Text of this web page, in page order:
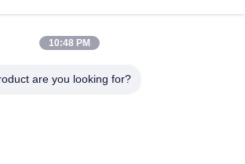
10:48 PM
are you looking for?